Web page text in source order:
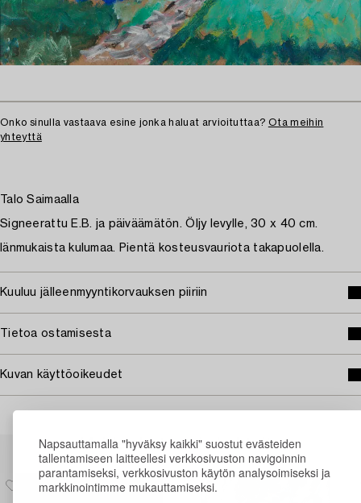
Napsauttamalla "hyväksy kaikki" suostut evästeiden
tallentamiseen laitteellesi verkkosivuston navigoinnin
parantamiseksi, verkkosivuston käytön analysoimiseksi ja
markkinointimme mukauttamiseksi.
Onko sinulla vastaava esine jonka haluat arvioituttaa? Ota meihin
yhteyttä
Talo Saimaalla
Signeerattu E.B. ja päiväämätön. Öljy levylle, 30 x 40 cm.
Iänmukaista kulumaa. Pientä kosteusvauriota takapuolella.
Kuuluu jälleenmyyntikorvauksen piiriin
Tietoa ostamisesta
Kuvan käyttöoikeudet
Muiden katsomia kohteita